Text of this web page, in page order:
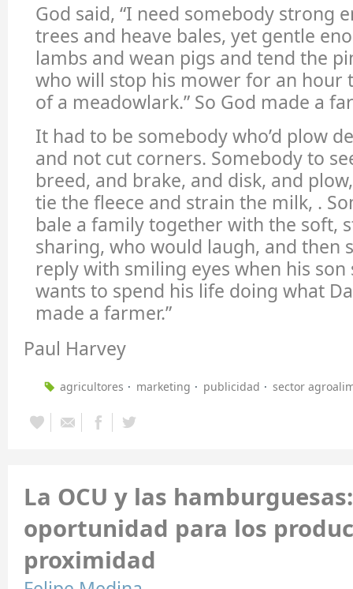
God said, “I need somebody strong
trees and heave bales, yet gentle
lambs and wean pigs and tend the
who will stop his mower for an hour
of a meadowlark.” So God made a
It had to be somebody who’d plow
and not cut corners. Somebody to
breed, and brake, and disk, and
tie the fleece and strain the milk, .
bale a family together with the soft,
sharing, who would laugh, and then
reply with smiling eyes when his son
wants to spend his life doing what
made a farmer.”
Paul Harvey
agricultores marketing publicidad sector
La OCU y las
oportunidad para los
proximidad